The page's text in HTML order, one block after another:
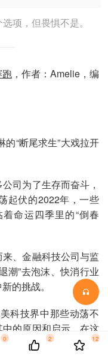
项，但畏惧不是。
跑 ，作者：Amelie，编
“断尾求生”大戏拉开
司为了生存而奋斗，
起伏的2022年，一些
命运四季里的“倒春
、金融科技公司与监
潮”去泡沫、快消行业
的挑战。
科技界中那些动荡不
的原因和启示。在这
的同时，一起探索科技
0 2 12